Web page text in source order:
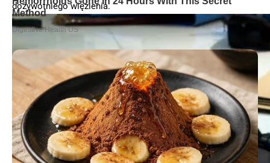
dożywotniego więzienia.